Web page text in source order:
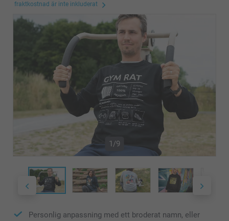
fraktkostnad är inte inkluderat
1/9
Personlig anpassning med ett broderat namn, eller